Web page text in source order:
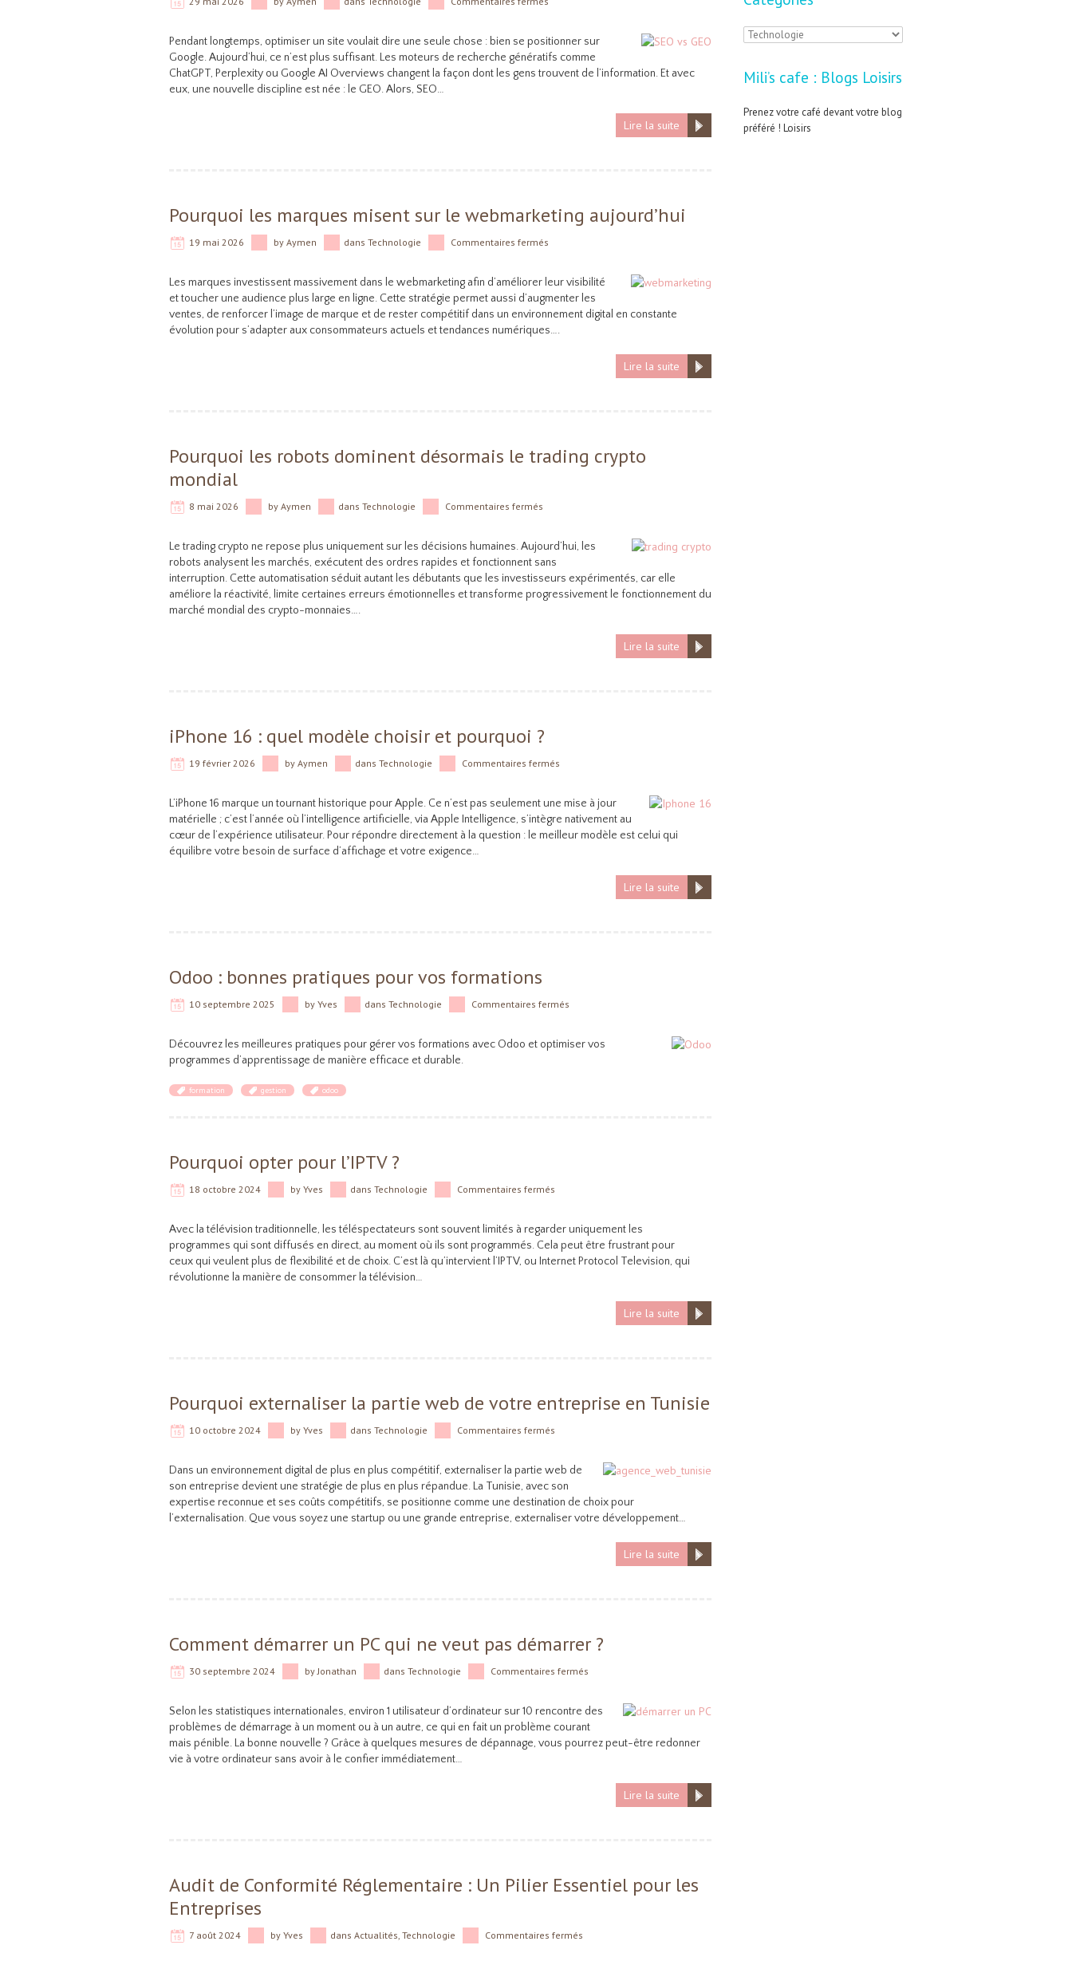
Pendant longtemps, optimiser un site voulait dire une seule chose : bien se positionner sur
Google. Aujourd’hui, ce n’est plus suffisant. Les moteurs de recherche génératifs comme
ChatGPT, Perplexity ou Google AI Overviews changent la façon dont les gens trouvent de l’information. Et avec
eux, une nouvelle discipline est née : le GEO. Alors, SEO…
Lire la suite
Pourquoi les marques misent sur le webmarketing aujourd’hui
19 mai 2026 by Aymen dans Technologie Commentaires fermés
Les marques investissent massivement dans le webmarketing afin d’améliorer leur visibilité
et toucher une audience plus large en ligne. Cette stratégie permet aussi d’augmenter les
ventes, de renforcer l’image de marque et de rester compétitif dans un environnement digital en constante
évolution pour s’adapter aux consommateurs actuels et tendances numériques….
Lire la suite
Pourquoi les robots dominent désormais le trading crypto
mondial
8 mai 2026 by Aymen dans Technologie Commentaires fermés
Le trading crypto ne repose plus uniquement sur les décisions humaines. Aujourd’hui, les
robots analysent les marchés, exécutent des ordres rapides et fonctionnent sans
interruption. Cette automatisation séduit autant les débutants que les investisseurs expérimentés, car elle
améliore la réactivité, limite certaines erreurs émotionnelles et transforme progressivement le fonctionnement du
marché mondial des crypto-monnaies….
Lire la suite
iPhone 16 : quel modèle choisir et pourquoi ?
19 février 2026 by Aymen dans Technologie Commentaires fermés
L’iPhone 16 marque un tournant historique pour Apple. Ce n’est pas seulement une mise à jour
matérielle ; c’est l’année où l’intelligence artificielle, via Apple Intelligence, s’intègre nativement au
cœur de l’expérience utilisateur. Pour répondre directement à la question : le meilleur modèle est celui qui
équilibre votre besoin de surface d’affichage et votre exigence…
Lire la suite
Odoo : bonnes pratiques pour vos formations
10 septembre 2025 by Yves dans Technologie Commentaires fermés
Découvrez les meilleures pratiques pour gérer vos formations avec Odoo et optimiser vos
programmes d’apprentissage de manière efficace et durable.
formation gestion odoo
Pourquoi opter pour l’IPTV ?
18 octobre 2024 by Yves dans Technologie Commentaires fermés
Avec la télévision traditionnelle, les téléspectateurs sont souvent limités à regarder uniquement les
programmes qui sont diffusés en direct, au moment où ils sont programmés. Cela peut être frustrant pour
ceux qui veulent plus de flexibilité et de choix. C’est là qu’intervient l’IPTV, ou Internet Protocol Television, qui
révolutionne la manière de consommer la télévision…
Lire la suite
Pourquoi externaliser la partie web de votre entreprise en Tunisie
10 octobre 2024 by Yves dans Technologie Commentaires fermés
Dans un environnement digital de plus en plus compétitif, externaliser la partie web de
son entreprise devient une stratégie de plus en plus répandue. La Tunisie, avec son
expertise reconnue et ses coûts compétitifs, se positionne comme une destination de choix pour
l’externalisation. Que vous soyez une startup ou une grande entreprise, externaliser votre développement…
Lire la suite
Comment démarrer un PC qui ne veut pas démarrer ?
30 septembre 2024 byJonathan dans Technologie Commentaires fermés
Selon les statistiques internationales, environ 1 utilisateur d’ordinateur sur 10 rencontre des
problèmes de démarrage à un moment ou à un autre, ce qui en fait un problème courant
mais pénible. La bonne nouvelle ? Grâce à quelques mesures de dépannage, vous pourrez peut-être redonner
vie à votre ordinateur sans avoir à le confier immédiatement…
Lire la suite
Audit de Conformité Réglementaire : Un Pilier Essentiel pour les
Entreprises
7 août 2024 by Yves dans Actualités, Technologie Commentaires fermés
t
é
g
Mili’s cafe : Blogs Loisirs
Prenez votre café devant votre blog
préféré ! Loisirs